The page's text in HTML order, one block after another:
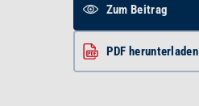
Zum Beitrag
PDF herunterladen